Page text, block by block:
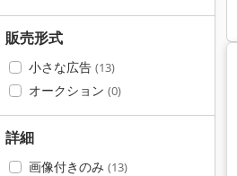
販売形式
小さな広告 (13)
オークション (0)
詳細
画像付きのみ (13)